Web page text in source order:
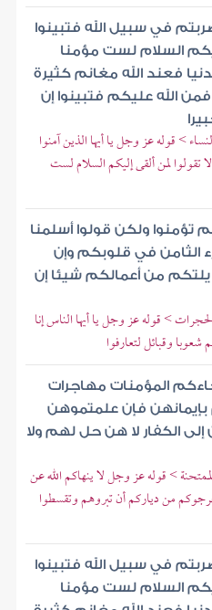
ضربتم في سبيل الله فتبينوا
السلام لست مؤمنا
فعند الله مغانم كثيرة
الله عليكم فتبينوا إن
> قوله عز وجل يا أيها الذين آمنوا
تقولوا لمن ألقى إليكم السلام لست
تؤمنوا ولكن قولوا أسلمنا
الثامن في قلوبكم وإن
يلتكم من أعمالكم شيئا إن
> قوله عز وجل يا أيها الناس إنا
وقبائل لتعارفوا
جاءكم المؤمنات مهاجرات
بإيمانهن فإن علمتموهن
الكفار لا هن حل لهم ولا
> قوله عز وجل لا ينهاكم الله عن
من دياركم أن تبروهم وتقسطوا
ضربتم في سبيل الله فتبينوا
السلام لست مؤمنا